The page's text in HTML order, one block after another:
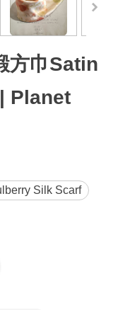
方巾Satin
Planet
Silk Scarf